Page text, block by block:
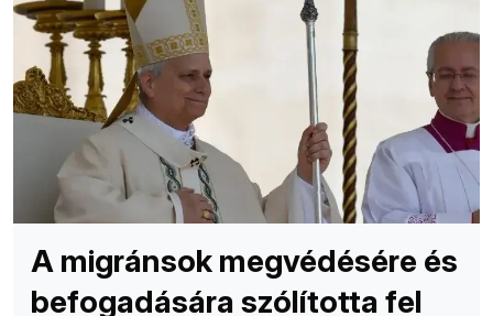
A migránsok megvédésére és
befogadására szólította fel